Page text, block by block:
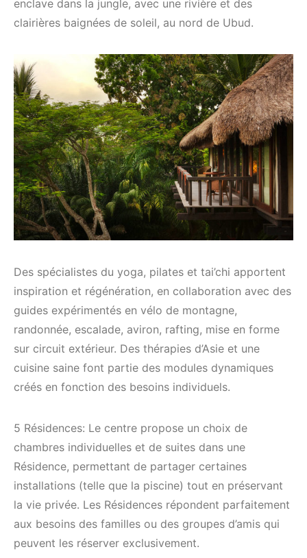
enclave dans la jungle, avec une rivière et des
clairières baignées de soleil, au nord de Ubud.
Des spécialistes du yoga, pilates et tai’chi apportent
inspiration et régénération, en collaboration avec des
guides expérimentés en vélo de montagne,
randonnée, escalade, aviron, rafting, mise en forme
sur circuit extérieur. Des thérapies d’Asie et une
cuisine saine font partie des modules dynamiques
créés en fonction des besoins individuels.
5 Résidences: Le centre propose un choix de
chambres individuelles et de suites dans une
Résidence, permettant de partager certaines
installations (telle que la piscine) tout en préservant
la vie privée. Les Résidences répondent parfaitement
aux besoins des familles ou des groupes d’amis qui
peuvent les réserver exclusivement.